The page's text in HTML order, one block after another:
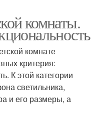
комнаты.
комнате
критерия:
К этой категории
светильника,
и его размеры, а